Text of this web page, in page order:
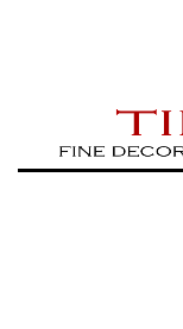
Zum
TILLIPAN